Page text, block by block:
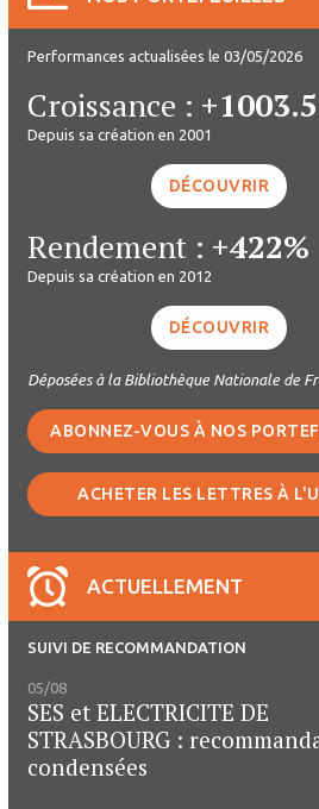
Performances actualisées le 03/05/2026
Croissance :
Depuis sa création en 2001
DÉCOUVRIR
Rendement : +422%
Depuis sa création en 2012
DÉCOUVRIR
Déposées à la Bibliothèque Nationale de
ABONNEZ-VOUS À NOS
ACHETER LES LETTRES À
ACTUELLEMENT
SUIVI DE RECOMMANDATION
05/08
SES et ELECTRICITE DE
STRASBOURG :
condensées